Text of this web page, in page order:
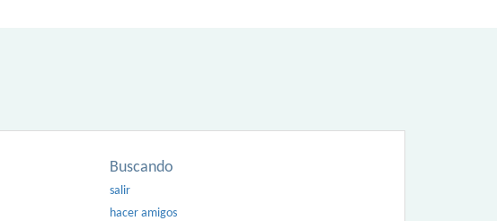
Buscando
salir
hacer amigos